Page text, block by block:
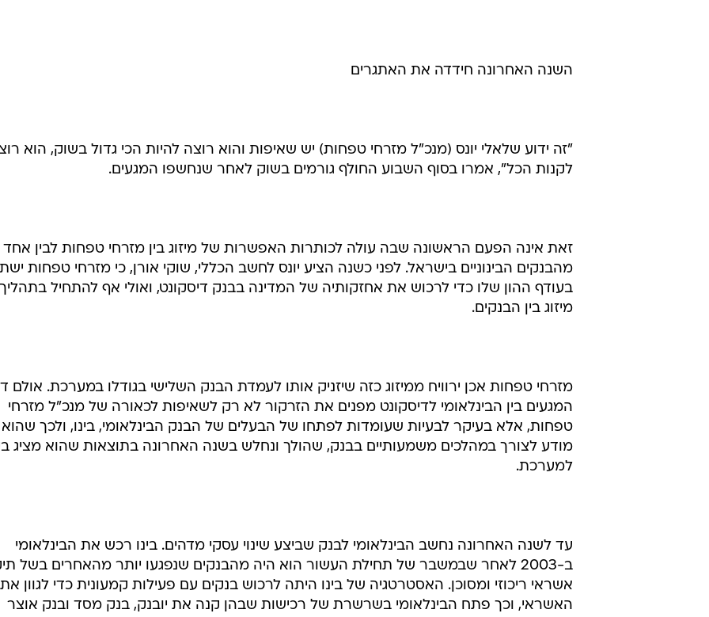
השנה האחרונה חידדה את האתגרים
"זה ידוע שלאלי יונס (מנכ"ל מזרחי טפחות) יש שאיפות והוא רוצה להיות הכי גדול בשוק, הוא
לקנות הכל", אמרו בסוף השבוע החולף גורמים בשוק לאחר שנחשפו המגעים.
זאת אינה הפעם הראשונה שבה עולה לכותרות האפשרות של מיזוג בין מזרחי טפחות לבין אחד
מהבנקים הבינוניים בישראל. לפני כשנה הציע יונס לחשב הכללי, שוקי אורן, כי מזרחי טפחות
בעודף ההון שלו כדי לרכוש את אחזקותיה של המדינה בבנק דיסקונט, ואולי אף להתחיל בתהליך
מיזוג בין הבנקים.
מזרחי טפחות אכן ירוויח ממיזוג כזה שיזניק אותו לעמדת הבנק השלישי בגודלו במערכת. אולם
המגעים בין הבינלאומי לדיסקונט מפנים את הזרקור לא רק לשאיפות לכאורה של מנכ"ל מזרחי
טפחות, אלא בעיקר לבעיות שעומדות לפתחו של הבעלים של הבנק הבינלאומי, בינו, ולכך שהוא
מודע לצורך במהלכים משמעותיים בבנק, שהולך ונחלש בשנה האחרונה בתוצאות שהוא מציג
למערכת.
עד לשנה האחרונה נחשב הבינלאומי לבנק שביצע שינוי עסקי מדהים. בינו רכש את הבינלאומי
ב-2003 לאחר שבמשבר של תחילת העשור הוא היה מהבנקים שנפגעו יותר מהאחרים בשל
אשראי ריכוזי ומסוכן. האסטרטגיה של בינו היתה לרכוש בנקים עם פעילות קמעונית כדי לגוון
האשראי, וכך פתח הבינלאומי בשרשרת של רכישות שבהן קנה את יובנק, בנק מסד ובנק אוצר